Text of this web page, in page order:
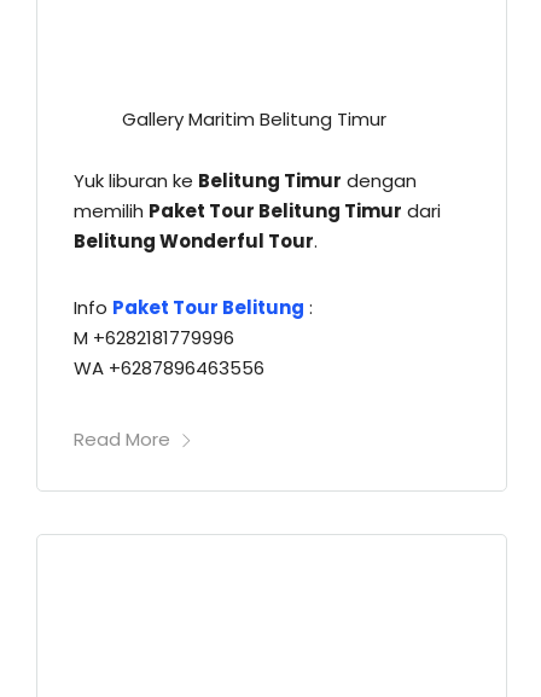
Gallery Maritim Belitung Timur
Yuk liburan ke Belitung Timur dengan
memilih Paket Tour Belitung Timur dari
Belitung Wonderful Tour.
Info Paket Tour Belitung :
M +6282181779996
WA +6287896463556
Read More